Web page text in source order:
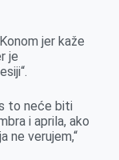
jer kaže
je
to neće biti
i aprila, ako
ne verujem,“